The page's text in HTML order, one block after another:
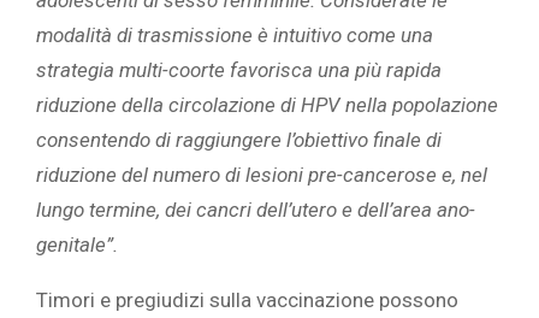
modalità di trasmissione è intuitivo come una
strategia multi-coorte favorisca una più rapida
riduzione della circolazione di HPV nella popolazione
consentendo di raggiungere l’obiettivo finale di
riduzione del numero di lesioni pre-cancerose e, nel
lungo termine, dei cancri dell’utero e dell’area ano-
genitale”.
Timori e pregiudizi sulla vaccinazione possono